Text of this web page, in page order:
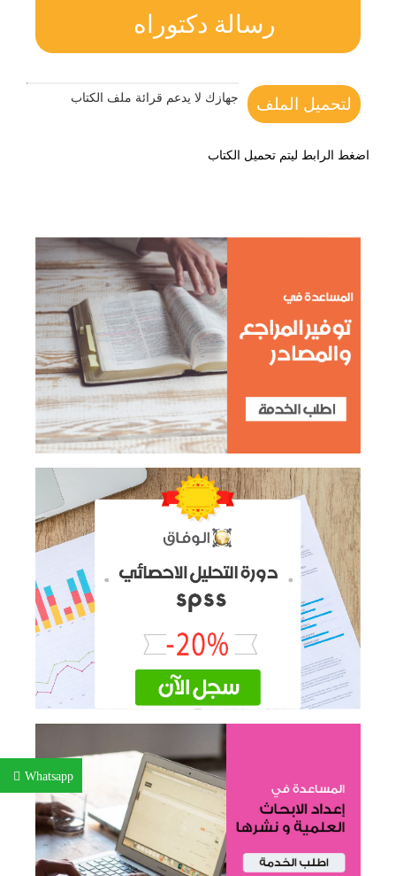
Whatsapp
رسالة دكتوراه
لتحميل الملف جهازك لا يدعم قرائة ملف الكتاب
اضغط الرابط ليتم تحميل الكتاب